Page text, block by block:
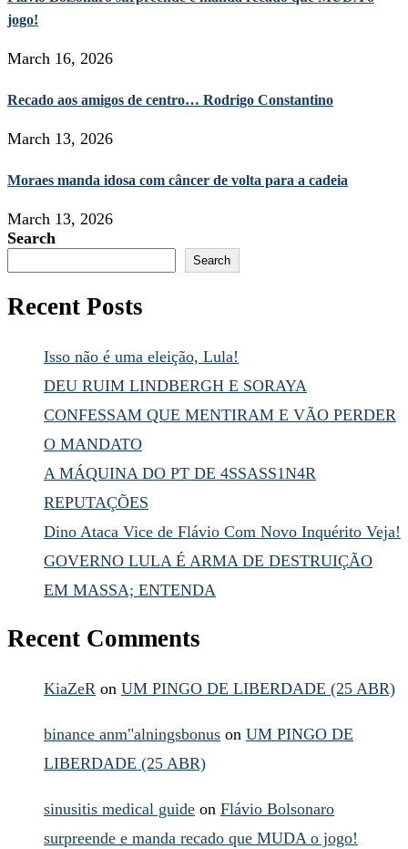
jogo!
March 16, 2026
Recado aos amigos de centro… Rodrigo Constantino
March 13, 2026
Moraes manda idosa com câncer de volta para a cadeia
March 13, 2026
Search
Search
Recent Posts
Isso não é uma eleição, Lula!
DEU RUIM LINDBERGH E SORAYA
CONFESSAM QUE MENTIRAM E VÃO PERDER
O MANDATO
A MÁQUINA DO PT DE 4SSASS1N4R
REPUTAÇÕES
Dino Ataca Vice de Flávio Com Novo Inquérito Veja!
GOVERNO LULA É ARMA DE DESTRUIÇÃO
EM MASSA; ENTENDA
Recent Comments
KiaZeR on UM PINGO DE LIBERDADE (25 ABR)
binance anm"alningsbonus on UM PINGO DE
LIBERDADE (25 ABR)
sinusitis medical guide on Flávio Bolsonaro
surpreende e manda recado que MUDA o jogo!